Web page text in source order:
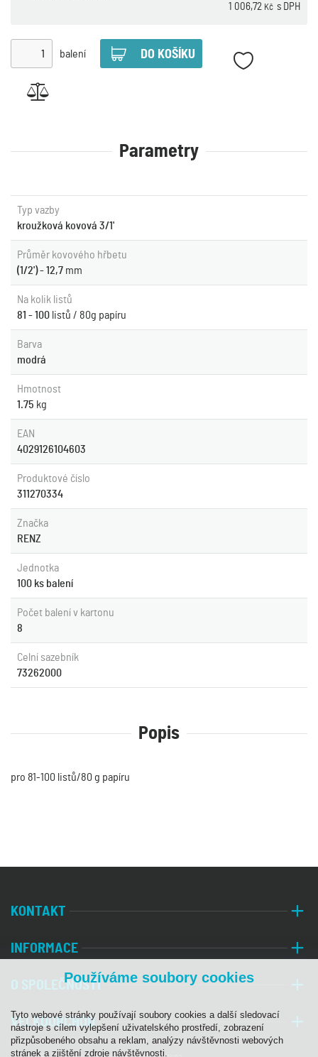
s DPH
1 006,72 Kč
balení
Parametry
Typ vazby
kroužková kovová 3/1'
Průměr kovového hřbetu
(1/2') - 12,7 mm
Na kolik listů
81 - 100 listů / 80g papíru
Barva
modrá
Hmotnost
1.75 kg
EAN
4029126104603
Produktové číslo
311270334
Značka
RENZ
Jednotka
100 ks balení
Počet balení v kartonu
8
Celní sazebník
73262000
Popis
pro 81-100 listů/80 g papíru
KONTAKT
INFORMACE
O SPOLEČNOSTI
VELKOOBCHOD
Používáme soubory cookies
Tyto webové stránky používají soubory cookies a další sledovací
nástroje s cílem vylepšení uživatelského prostředí, zobrazení
přizpůsobeného obsahu a reklam, analýzy návštěvnosti webových
stránek a zjištění zdroje návštěvnosti.